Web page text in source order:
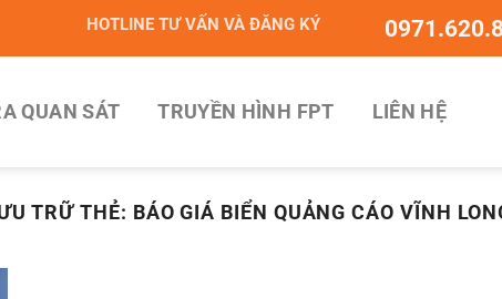
HOTLINE TƯ VẤN VÀ ĐĂNG KÝ
QUAN SÁT TRUYỀN HÌNH FPT LIÊN HỆ
TRỮ THẺ: BÁO GIÁ BIỂN QUẢNG CÁO VĨNH